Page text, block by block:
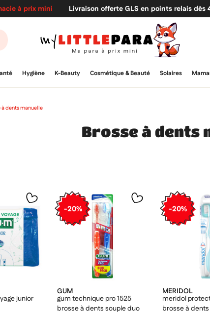
à prix mini Livraison offerte GLS en points relais
Hygiène K-Beauty Cosmétique & Beauté Solaires
à dents manuelle
Brosse à dents
junior
-20%
GUM
gum technique pro 1525
brosse à dents souple duo
-20%
MERIDOL
meridol
brosse à